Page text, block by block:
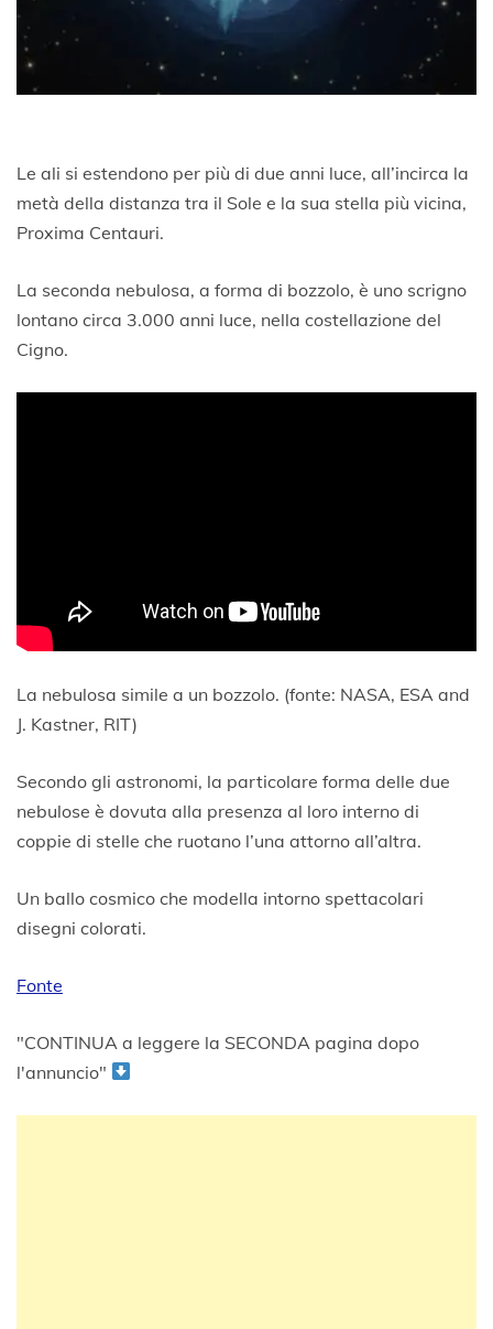
Le ali si estendono per più di due anni luce, all’incirca la
metà della distanza tra il Sole e la sua stella più vicina,
Proxima Centauri.
La seconda nebulosa, a forma di bozzolo, è uno scrigno
lontano circa 3.000 anni luce, nella costellazione del
Cigno.
La nebulosa simile a un bozzolo. (fonte: NASA, ESA and
J. Kastner, RIT)
Secondo gli astronomi, la particolare forma delle due
nebulose è dovuta alla presenza al loro interno di
coppie di stelle che ruotano l’una attorno all’altra.
Un ballo cosmico che modella intorno spettacolari
disegni colorati.
Fonte
"CONTINUA a leggere la SECONDA pagina dopo
l'annuncio"